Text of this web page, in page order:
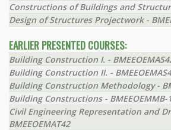
Constructions of Buildings and
Design of Structures Projectwork -
EARLIER PRESENTED COURSES:
Building Construction I. -
Building Construction II. -
Building Construction Methodology -
Building Constructions - BMEEOEMMB-
Civil Engineering Representation and
BMEEOEMAT42